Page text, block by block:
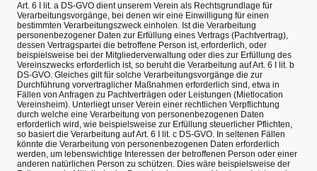
Art. 6 I lit. a DS-GVO dient unserem Verein als Rechtsgrundlage für
Verarbeitungsvorgänge, bei denen wir eine Einwilligung für einen
bestimmten Verarbeitungszweck einholen. Ist die Verarbeitung
personenbezogener Daten zur Erfüllung eines Vertrags (Pachtvertrag),
dessen Vertragspartei die betroffene Person ist, erforderlich, oder
beispielsweise bei der Mitgliederverwaltung oder dies zur Erfüllung des
Vereinszwecks erforderlich ist, so beruht die Verarbeitung auf Art. 6 I lit. b
DS-GVO. Gleiches gilt für solche Verarbeitungsvorgänge die zur
Durchführung vorvertraglicher Maßnahmen erforderlich sind, etwa in
Fällen von Anfragen zu Pachtverträgen oder Leistungen (Mietlocation
Vereinsheim). Unterliegt unser Verein einer rechtlichen Verpflichtung
durch welche eine Verarbeitung von personenbezogenen Daten
erforderlich wird, wie beispielsweise zur Erfüllung steuerlicher Pflichten,
so basiert die Verarbeitung auf Art. 6 I lit. c DS-GVO. In seltenen Fällen
könnte die Verarbeitung von personenbezogenen Daten erforderlich
werden, um lebenswichtige Interessen der betroffenen Person oder einer
anderen natürlichen Person zu schützen. Dies wäre beispielsweise der